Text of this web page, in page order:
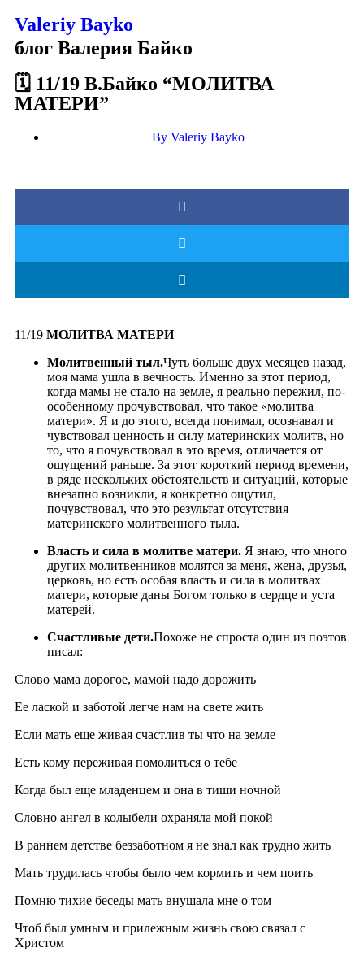
Valeriy Bayko
блог Валерия Байко
🗓 11/19 В.Байко “МОЛИТВА
МАТЕРИ”
By Valeriy Bayko
11/19 МОЛИТВА МАТЕРИ
Молитвенный тыл.Чуть больше двух месяцев назад,
моя мама ушла в вечность. Именно за этот период,
когда мамы не стало на земле, я реально пережил, по-
особенному прочувствовал, что такое «молитва
матери». Я и до этого, всегда понимал, осознавал и
чувствовал ценность и силу материнских молитв, но
то, что я почувствовал в это время, отличается от
ощущений раньше. За этот короткий период времени,
в ряде нескольких обстоятельств и ситуаций, которые
внезапно возникли, я конкретно ощутил,
почувствовал, что это результат отсутствия
материнского молитвенного тыла.
Власть и сила в молитве матери. Я знаю, что много
других молитвенников молятся за меня, жена, друзья,
церковь, но есть особая власть и сила в молитвах
матери, которые даны Богом только в сердце и уста
матерей.
Счастливые дети.Похоже не спроста один из поэтов
писал:
Слово мама дорогое, мамой надо дорожить
Ее лаской и заботой легче нам на свете жить
Если мать еще живая счастлив ты что на земле
Есть кому переживая помолиться о тебе
Когда был еще младенцем и она в тиши ночной
Словно ангел в колыбели охраняла мой покой
В раннем детстве беззаботном я не знал как трудно жить
Мать трудилась чтобы было чем кормить и чем поить
Помню тихие беседы мать внушала мне о том
Чтоб был умным и прилежным жизнь свою связал с
Христом